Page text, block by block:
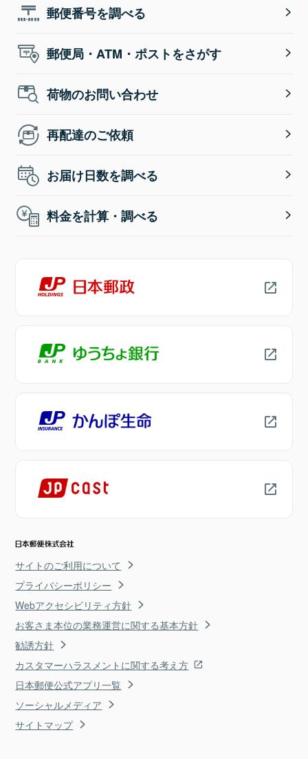
郵便番号を調べる
郵便局・ATM・ポストをさがす
荷物のお問い合わせ
再配達のご依頼
お届け日数を調べる
料金を計算・調べる
サイトのご利用について
プライバシーポリシー
Webアクセシビリティ方針
お客さま本位の業務運営に関する基本方針
勧誘方針
カスタマーハラスメントに関する考え方
日本郵便公式アプリ一覧
ソーシャルメディア
サイトマップ